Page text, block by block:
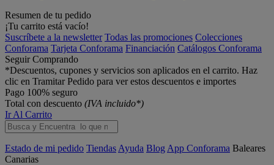
Resumen de tu pedido
¡Tu carrito está vacío!
Suscríbete a la newsletter Todas las promociones Colecciones
Conforama Tarjeta Conforama Financiación Catálogos Conforama
Seguir Comprando
*Descuentos, cupones y servicios son aplicados en el carrito. Haz
clic en Tramitar Pedido para ver estos descuentos e importes
Pago 100% seguro
Total con descuento (IVA incluido*)
Ir Al Carrito
Estado de mi pedido Tiendas Ayuda Blog App Conforama Baleares
Canarias